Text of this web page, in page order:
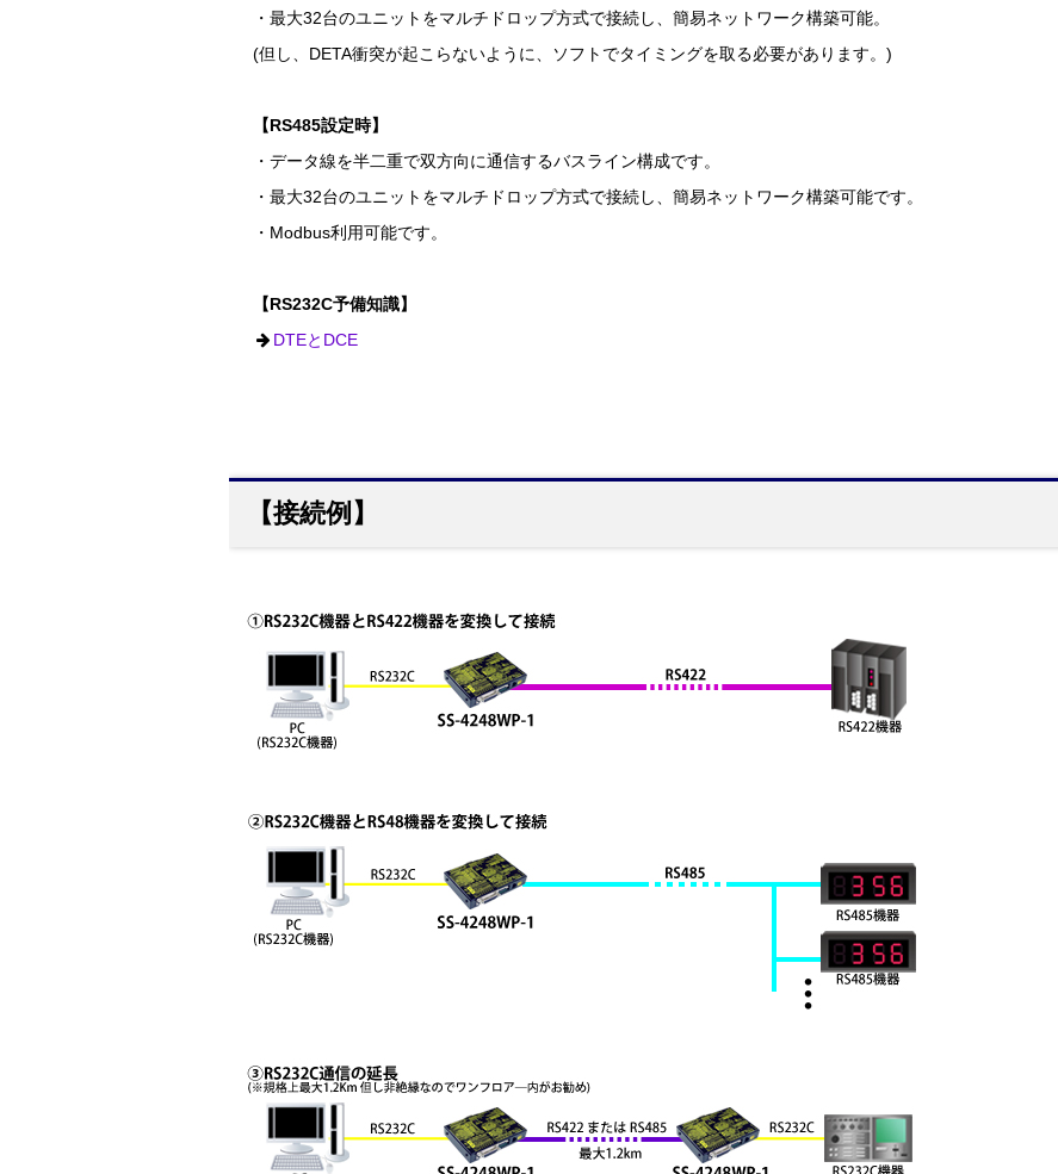
・最大32台のユニットをマルチドロップ方式で接続し、簡易ネットワーク構築可能。
(但し、DETA衝突が起こらないように、ソフトでタイミングを取る必要があります。)
【RS485設定時】
・データ線を半二重で双方向に通信するバスライン構成です。
・最大32台のユニットをマルチドロップ方式で接続し、簡易ネットワーク構築可能です。
・Modbus利用可能です。
【RS232C予備知識】
DTEとDCE
【接続例】